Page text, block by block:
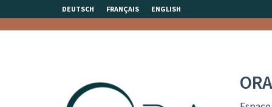
DEUTSCH FRANÇAIS ENGLISH